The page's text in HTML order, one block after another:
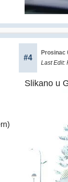
#4
Prosinac
Last Edit:
Slikano u